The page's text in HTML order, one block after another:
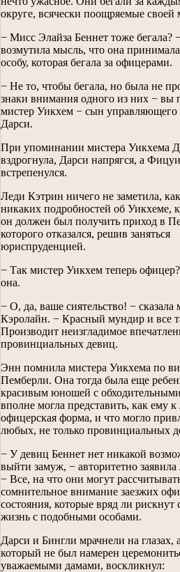
округе, всячески поощряемые своей
− Мисс Элайза Беннет тоже бегала?
возмутила мысль, что она
особу, которая бегала за офицерами.
− Не то, чтобы бегала, но была не
знаки внимания одного из них − вы
мистер Уикхем − сын управляющего
Дарси.
При упоминании мистера Уикхема
вздрогнула, Дарси напрягся, а
встрепенулся.
Леди Кэтрин ничего не заметила,
никаких подробностей об Уикхеме,
он должен был получить приход в
которого отказался, решив заняться
юриспруденцией.
− Так мистер Уикхем теперь
она.
− О, да, ваше сиятельство! − сказала
Кэролайн. − Красный мундир и все
Производит неизгладимое
провинциальных девиц.
Энн помнила мистера Уикхема по
Пемберли. Она тогда была еще
красивым юношей с
вполне могла представить, как ему
офицерская форма, и что могло
любых, не только провинциальных
− У девиц Беннет нет никакой
выйти замуж, − авторитетно
− Все, на что они могут
сомнительное внимание заезжих
состояния, которые вряд ли рискнут
жизнь с подобными особами.
Дарси и Бингли мрачнели на
который не был намерен
уважаемыми дамами, воскликнул: